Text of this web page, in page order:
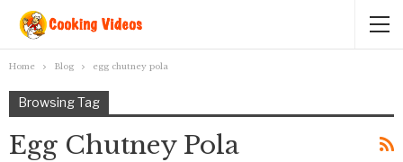
Home Blog egg chutney pola
Browsing Tag
Egg Chutney Pola